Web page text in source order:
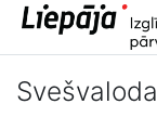
Atvērt galveno saturu